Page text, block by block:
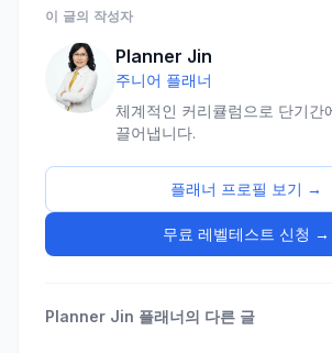
이 글의 작성자
Planner Jin
주니어 플래너
체계적인 커리큘럼으로 단기간
끌어냅니다.
플래너 프로필 보기 →
무료 레벨테스트 신청 →
Planner Jin 플래너의 다른 글